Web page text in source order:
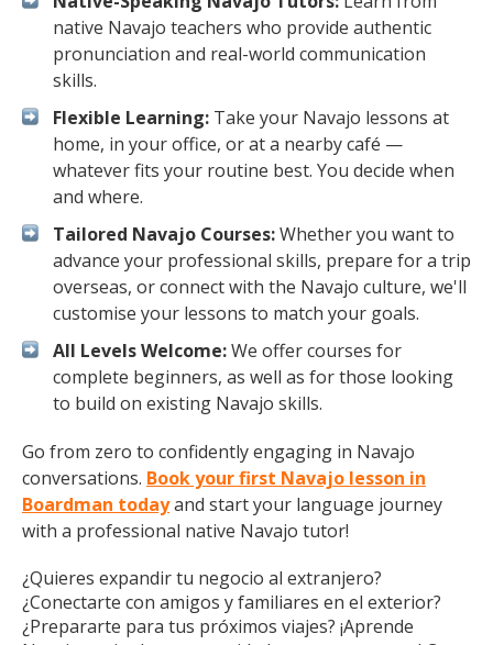
native Navajo teachers who provide authentic
pronunciation and real-world communication
skills.
Flexible Learning: Take your Navajo lessons at
home, in your office, or at a nearby café —
whatever fits your routine best. You decide when
and where.
Tailored Navajo Courses:Whether you want to
advance your professional skills, prepare for a trip
overseas, or connect with the Navajo culture, we'll
customise your lessons to match your goals.
All Levels Welcome:We offer courses for
complete beginners, as well as for those looking
to build on existing Navajo skills.
Go from zero to confidently engaging in Navajo
conversations. Book your first Navajo lesson in
Boardman todayand start your language journey
with a professional native Navajo tutor!
¿Quieres expandir tu negocio al extranjero?
¿Conectarte con amigos y familiares en el exterior?
¿Prepararte para tus próximos viajes? ¡Aprende